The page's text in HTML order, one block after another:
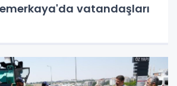
vatandaşları